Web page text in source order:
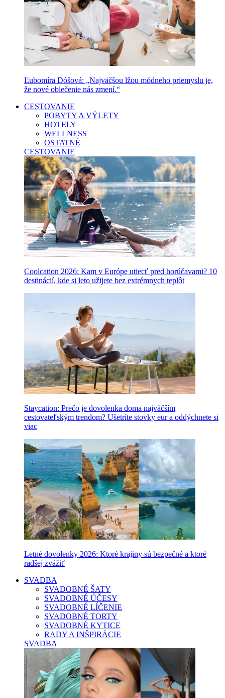
Ľubomíra Dóšová: „Najväčšou lžou módneho priemyslu je,
že nové oblečenie nás zmení.“
CESTOVANIE
POBYTY A VÝLETY
HOTELY
WELLNESS
OSTATNÉ
CESTOVANIE
Coolcation 2026: Kam v Európe utiecť pred horúčavami? 10
destinácií, kde si leto užijete bez extrémnych teplôt
Staycation: Prečo je dovolenka doma najväčším
cestovateľským trendom? Ušetríte stovky eur a oddýchnete si
viac
Letné dovolenky 2026: Ktoré krajiny sú bezpečné a ktoré
radšej zvážiť
SVADBA
SVADOBNÉ ŠATY
SVADOBNÉ ÚČESY
SVADOBNÉ LÍČENIE
SVADOBNÉ TORTY
SVADOBNÉ KYTICE
RADY A INŠPIRÁCIE
SVADBA